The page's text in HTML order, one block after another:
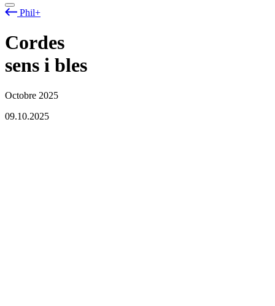
Phil+
Cordes
sens i bles
Octobre 2025
09.10.2025